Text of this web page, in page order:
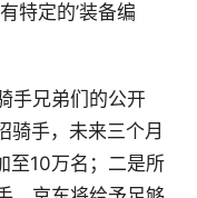
特定的’装备编
手兄弟们的公开
骑手，未来三个月
至10万名；二是所